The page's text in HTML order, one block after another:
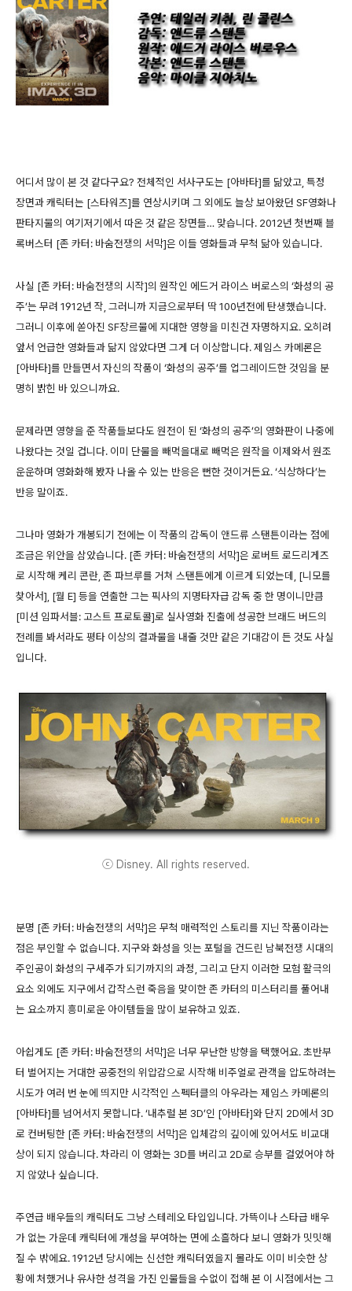
어디서 많이 본 것 같다구요? 전체적인 서사구도는 [아바타]를 닮았고, 특정
장면과 캐릭터는 [스타워즈]를 연상시키며 그 외에도 늘상 보아왔던 SF영화나
판타지물의 여기저기에서 따온 것 같은 장면들… 맞습니다. 2012년 첫번째 블
록버스터 [존 카터: 바숨전쟁의 서막]은 이들 영화들과 무척 닮아 있습니다.
사실 [존 카터: 바숨전쟁의 시작]의 원작인 에드거 라이스 버로스의 ‘화성의 공
주’는 무려 1912년 작, 그러니까 지금으로부터 딱 100년전에 탄생했습니다.
그러니 이후에 쏟아진 SF장르물에 지대한 영향을 미친건 자명하지요. 오히려
앞서 언급한 영화들과 닮지 않았다면 그게 더 이상합니다. 제임스 카메론은
[아바타]를 만들면서 자신의 작품이 ‘화성의 공주’를 업그레이드한 것임을 분
명히 밝힌 바 있으니까요.
문제라면 영향을 준 작품들보다도 원전이 된 ‘화성의 공주’의 영화판이 나중에
나왔다는 것일 겁니다. 이미 단물을 빼먹을대로 빼먹은 원작을 이제와서 원조
운운하며 영화화해 봤자 나올 수 있는 반응은 뻔한 것이거든요. ‘식상하다’는
반응 말이죠.
그나마 영화가 개봉되기 전에는 이 작품의 감독이 앤드류 스탠튼이라는 점에
조금은 위안을 삼았습니다. [존 카터: 바숨전쟁의 서막]은 로버트 로드리게즈
로 시작해 케리 콘란, 존 파브루를 거쳐 스탠튼에게 이르게 되었는데, [니모를
찾아서], [월 E] 등을 연출한 그는 픽사의 지명타자급 감독 중 한 명이니만큼
[미션 임파서블: 고스트 프로토콜]로 실사영화 진출에 성공한 브래드 버드의
전례를 봐서라도 평타 이상의 결과물을 내줄 것만 같은 기대감이 든 것도 사실
입니다.
ⓒ Disney. All rights reserved.
분명 [존 카터: 바숨전쟁의 서막]은 무척 매력적인 스토리를 지닌 작품이라는
점은 부인할 수 없습니다. 지구와 화성을 잇는 포털을 건드린 남북전쟁 시대의
주인공이 화성의 구세주가 되기까지의 과정, 그리고 단지 이러한 모험 활극의
요소 외에도 지구에서 갑작스런 죽음을 맞이한 존 카터의 미스터리를 풀어내
는 요소까지 흥미로운 아이템들을 많이 보유하고 있죠.
아쉽게도 [존 카터: 바숨전쟁의 서막]은 너무 무난한 방향을 택했어요. 초반부
터 벌어지는 거대한 공중전의 위압감으로 시작해 비주얼로 관객을 압도하려는
시도가 여러 번 눈에 띄지만 시각적인 스펙터클의 아우라는 제임스 카메론의
[아바타]를 넘어서지 못합니다. ‘내추럴 본 3D’인 [아바타]와 단지 2D에서 3D
로 컨버팅한 [존 카터: 바숨전쟁의 서막]은 입체감의 깊이에 있어서도 비교대
상이 되지 않습니다. 차라리 이 영화는 3D를 버리고 2D로 승부를 걸었어야 하
지 않았나 싶습니다.
주연급 배우들의 캐릭터도 그냥 스테레오 타입입니다. 가뜩이나 스타급 배우
가 없는 가운데 캐릭터에 개성을 부여하는 면에 소흘하다 보니 영화가 밋밋해
질 수 밖에요. 1912년 당시에는 신선한 캐릭터였을지 몰라도 이미 비슷한 상
황에 처했거나 유사한 성격을 가진 인물들을 수없이 접해 본 이 시점에서는 그